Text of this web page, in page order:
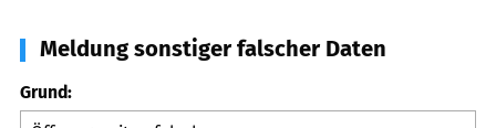
Meldung sonstiger falscher Daten
Grund: